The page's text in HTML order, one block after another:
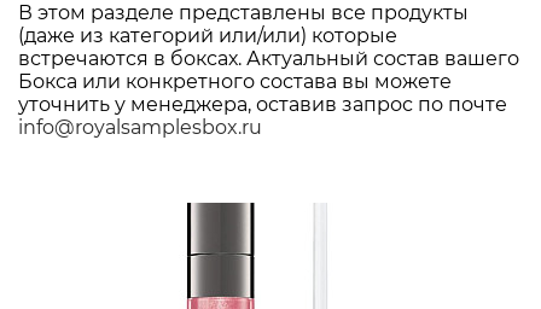
В этом разделе представлены все продукты
(даже из категорий или/или) которые
встречаются в боксах. Актуальный состав вашего
Бокса или конкретного состава вы можете
уточнить у менеджера, оставив запрос по почте
info@royalsamplesbox.ru